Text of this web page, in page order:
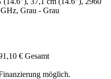
Grau - Grau
€ Gesamt
möglich.